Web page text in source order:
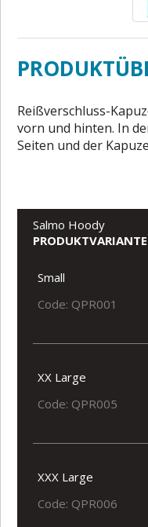
Reißverschluss-
vorn und hinten. In
Seiten und der
Salmo Hoody
Small
Code: QPR001
XX Large
Code: QPR005
XXX Large
Code: QPR006